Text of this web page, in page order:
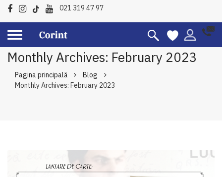
021 319 47 97
Monthly Archives: February 2023
Pagina principală
Blog
Monthly Archives: February 2023